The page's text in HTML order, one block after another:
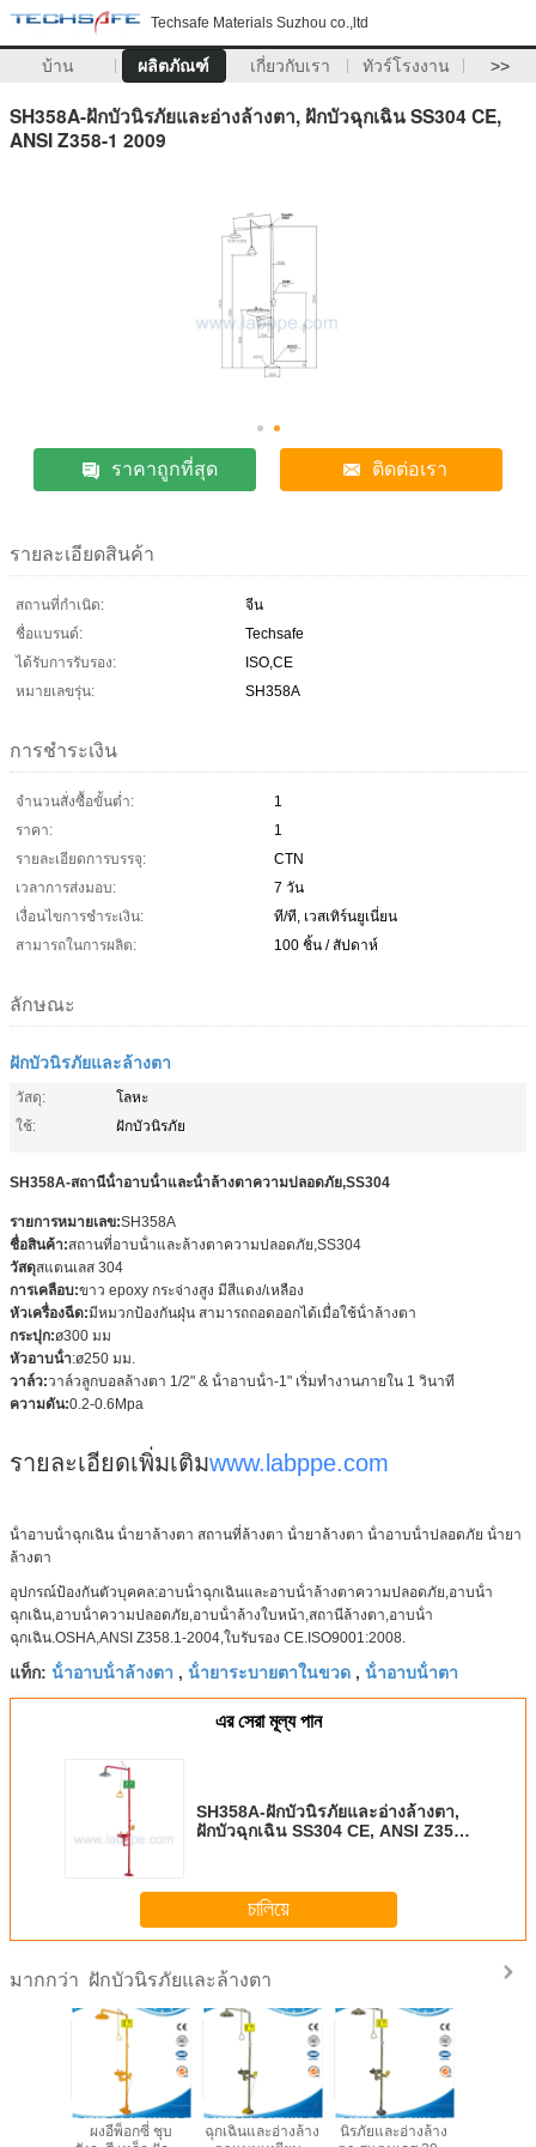
Techsafe Materials Suzhou co.,ltd
บ้าน ผลิตภัณฑ์ เกี่ยวกับเรา ทัวร์โรงงาน >>
SH358A-ฝักบัวนิรภัยและอ่างล้างตา, ฝักบัวฉุกเฉิน SS304 CE,
ANSI Z358-1 2009
ราคาถูกที่สุด ติดต่อเรา
รายละเอียดสินค้า
สถานที่กำเนิด:
จีน
ชื่อแบรนด์:
Techsafe
ได้รับการรับรอง:
ISO,CE
หมายเลขรุ่น:
SH358A
การชำระเงิน
จำนวนสั่งซื้อขั้นต่ำ:
1
ราคา:
1
รายละเอียดการบรรจุ:
CTN
เวลาการส่งมอบ:
7 วัน
เงื่อนไขการชำระเงิน:
ที/ที, เวสเทิร์นยูเนี่ยน
สามารถในการผลิต:
100 ชิ้น / สัปดาห์
ลักษณะ
ฝักบัวนิรภัยและล้างตา
วัสดุ:
โลหะ
ใช้:
ฝักบัวนิรภัย
SH358A-สถานีน้ําอาบน้ําและน้ําล้างตาความปลอดภัย,SS304
รายการหมายเลข:SH358A
ชื่อสินค้า:สถานที่อาบน้ําและล้างตาความปลอดภัย,SS304
วัสดุสแตนเลส 304
การเคลือบ:ขาว epoxy กระจ่างสูง มีสีแดง/เหลือง
หัวเครื่องฉีด:มีหมวกป้องกันฝุ่น สามารถถอดออกได้เมื่อใช้น้ําล้างตา
กระปุก:ø300 มม
หัวอาบน้ํา:ø250 มม.
วาล์ว:วาล์วลูกบอลล้างตา 1/2" & น้ําอาบน้ํา-1" เริ่มทํางานภายใน 1 วินาที
ความดัน:0.2-0.6Mpa
รายละเอียดเพิ่มเติมwww.labppe.com
น้ําอาบน้ําฉุกเฉิน น้ํายาล้างตา สถานที่ล้างตา น้ํายาล้างตา น้ําอาบน้ําปลอดภัย น้ํายา
ล้างตา
อุปกรณ์ป้องกันตัวบุคคล:อาบน้ําฉุกเฉินและอาบน้ําล้างตาความปลอดภัย,อาบน้ํา
ฉุกเฉิน,อาบน้ําความปลอดภัย,อาบน้ําล้างใบหน้า,สถานีล้างตา,อาบน้ํา
ฉุกเฉิน.OSHA,ANSI Z358.1-2004,ใบรับรอง CE.ISO9001:2008.
แท็ก: น้ําอาบน้ําล้างตา , น้ํายาระบายตาในขวด , น้ําอาบน้ําตา
এর সেরা মূল্য পান
SH358A-ฝักบัวนิรภัยและอ่างล้างตา,
ฝักบัวฉุกเฉิน SS304 CE, ANSI Z358-
চালিয়ে
มากกว่า ฝักบัวนิรภัยและล้างตา
SH712BF-เคลือบ
ผงอีพ็อกซี่ ชุบ
SH712BSF-ฝักบัว
ฉุกเฉินและอ่างล้าง
SH712BS-ฝักบัว
นิรภัยและอ่างล้าง